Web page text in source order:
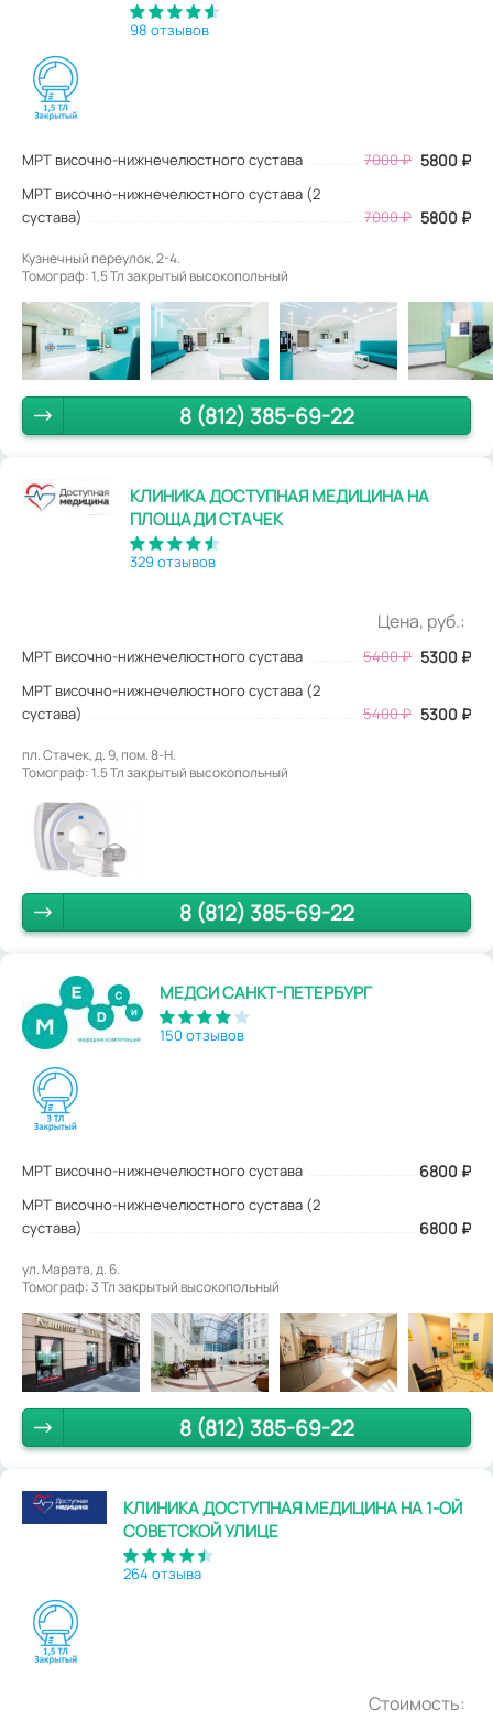
98 отзывов
МРТ височно-нижнечелюстного сустава 7000₽ 5800 ₽
МРТ височно-нижнечелюстного сустава (2
сустава)
7000 ₽ 5800 ₽
Кузнечный переулок, 2-4.
Томограф: 1,5 Тл закрытый высокопольный
8 (812) 385-69-22
КЛИНИКА ДОСТУПНАЯ МЕДИЦИНА НА
ПЛОЩАДИ СТАЧЕК
329 отзывов
Цена, руб.:
МРТ височно-нижнечелюстного сустава 5400₽ 5300 ₽
МРТ височно-нижнечелюстного сустава (2
сустава)
5400 ₽ 5300 ₽
пл. Стачек, д. 9, пом. 8-Н.
Томограф: 1.5 Тл закрытый высокопольный
8 (812) 385-69-22
МЕДСИ САНКТ-ПЕТЕРБУРГ
150 отзывов
МРТ височно-нижнечелюстного сустава 6800 ₽
МРТ височно-нижнечелюстного сустава (2
сустава)
6800 ₽
ул. Марата, д. 6.
Томограф: 3 Тл закрытый высокопольный
8 (812) 385-69-22
КЛИНИКА ДОСТУПНАЯ МЕДИЦИНА НА 1-ОЙ
СОВЕТСКОЙ УЛИЦЕ
264 отзыва
Стоимость: